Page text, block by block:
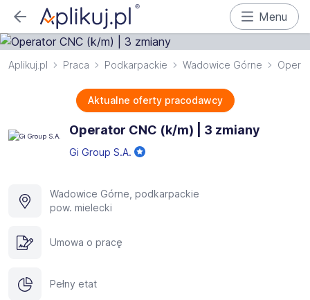
Menu
Aplikuj.pl Praca Podkarpackie Wadowice Górne
Aktualne oferty pracodawcy
Operator CNC (k/m) | 3 zmiany
Gi Group S.A.
Wadowice Górne, podkarpackie
pow. mielecki
Umowa o pracę
Pełny etat